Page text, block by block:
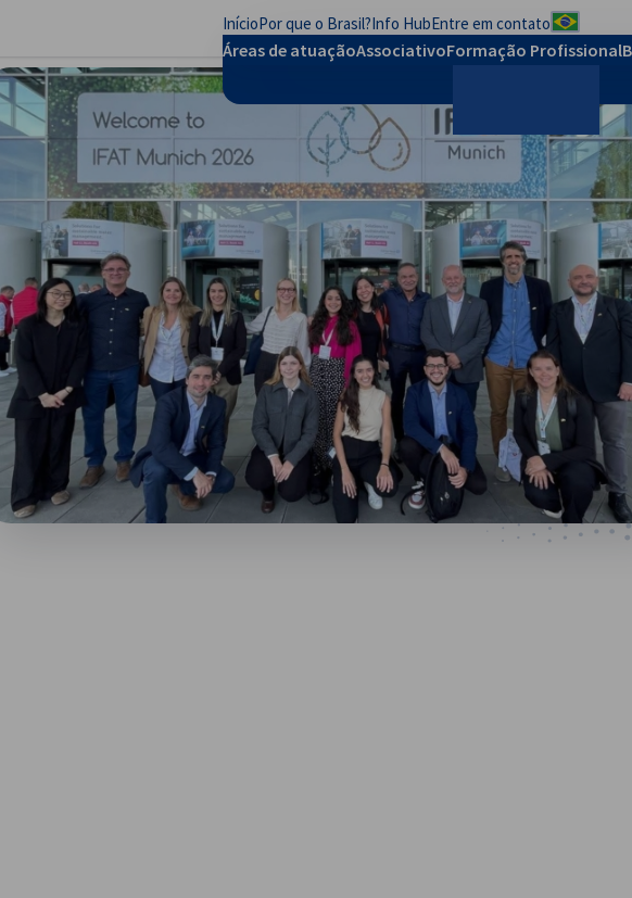
InícioPor que o Brasil?Info HubEntre em contato
Áreas de atuaçãoAssociativoFormação Profissional
Pesquisar